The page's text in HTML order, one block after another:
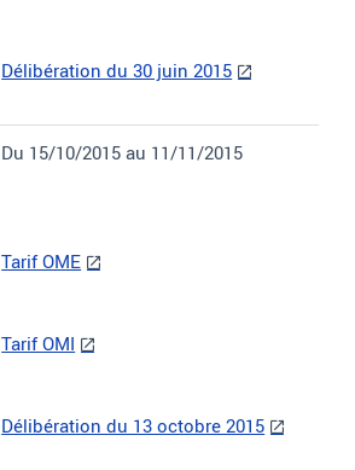
Délibération du 30 juin 2015
Du 15/10/2015 au 11/11/2015
Tarif OME
Tarif OMI
Délibération du 13 octobre 2015